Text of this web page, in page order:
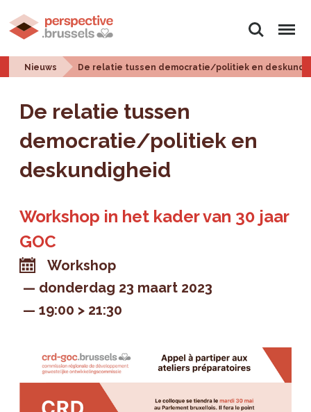
Zoeken Menu
Nieuws De relatie tussen democratie/politiek en
De relatie tussen
democratie/politiek en
deskundigheid
Workshop in het kader van 30 jaar
GOC
Workshop
donderdag 23 maart 2023
19:00 > 21:30